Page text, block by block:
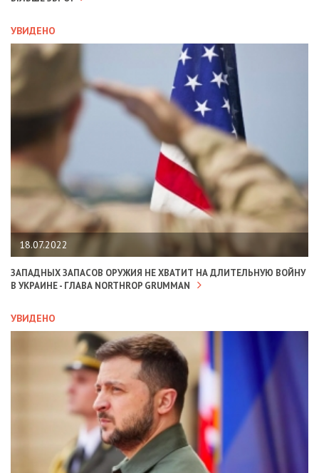
УВИДЕНО
18.07.2022
ЗАПАДНЫХ ЗАПАСОВ ОРУЖИЯ НЕ ХВАТИТ НА ДЛИТЕЛЬНУЮ ВОЙНУ
В УКРАИНЕ - ГЛАВА NORTHROP GRUMMAN
УВИДЕНО